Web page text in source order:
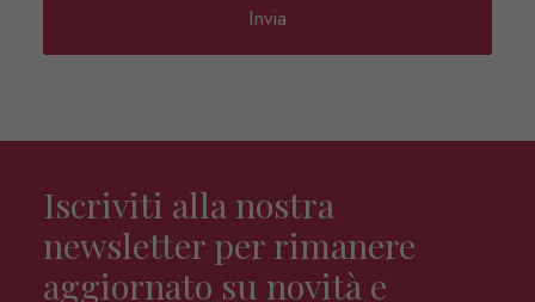
Iscriviti alla nostra
newsletter per rimanere
aggiornato su novità e